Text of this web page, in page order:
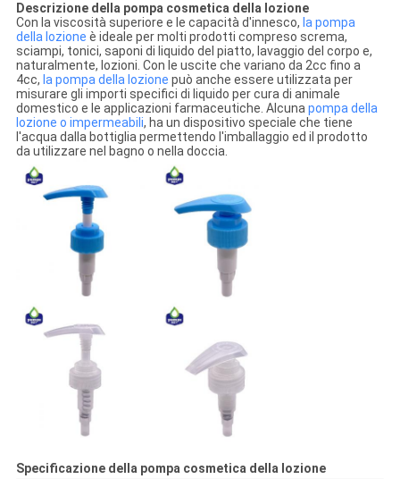
Descrizione della pompa cosmetica della lozione
Con la viscosità superiore e le capacità d'innesco, la pompa
della lozione è ideale per molti prodotti compreso screma,
sciampi, tonici, saponi di liquido del piatto, lavaggio del corpo e,
naturalmente, lozioni. Con le uscite che variano da 2cc fino a
4cc, la pompa della lozione può anche essere utilizzata per
misurare gli importi specifici di liquido per cura di animale
domestico e le applicazioni farmaceutiche. Alcunapompa della
lozione o impermeabili, ha un dispositivo speciale che tiene
l'acqua dalla bottiglia permettendo l'imballaggio ed il prodotto
da utilizzare nel bagno o nella doccia.
Specificazione della pompa cosmetica della lozione